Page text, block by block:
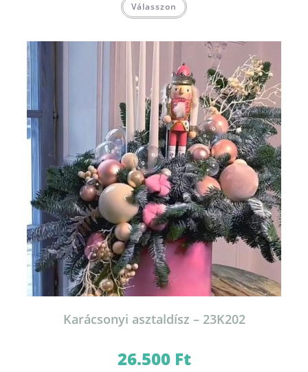
Válasszon
Karácsonyi asztaldísz – 23K202
26.500 Ft